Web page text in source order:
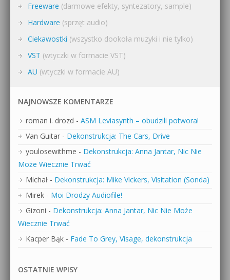
Freeware (darmowe efekty, syntezatory, sample)
Hardware (sprzęt audio)
Ciekawostki (wszystko dookoła muzyki i nie tylko)
VST (wtyczki w formacie VST)
AU (wtyczki w formacie AU)
NAJNOWSZE KOMENTARZE
roman i. drozd - ASM Leviasynth – obudzili potwora!
Van Guitar - Dekonstrukcja: The Cars, Drive
youlosewithme - Dekonstrukcja: Anna Jantar, Nic Nie
Może Wiecznie Trwać
Michał - Dekonstrukcja: Mike Vickers, Visitation (Sonda)
Mirek - Moi Drodzy Audiofile!
Gizoni - Dekonstrukcja: Anna Jantar, Nic Nie Może
Wiecznie Trwać
Kacper Bąk - Fade To Grey, Visage, dekonstrukcja
OSTATNIE WPISY